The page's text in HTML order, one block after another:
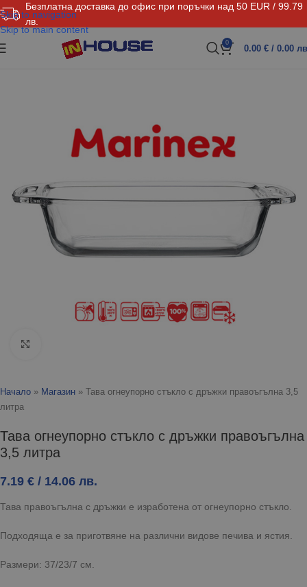
Безплатна доставка до офис при поръчки над 50 EUR / 99.79
лв.
Skip to navigation
Skip to main content
0
0.00 € / 0.00
Начало » Магазин » Тава огнеупорно стъкло с дръжки правоъгълна 3,5
литра
Тава огнеупорно стъкло с дръжки правоъгълна
3,5 литра
7.19 € / 14.06 лв.
Тава правоъгълна с дръжки е изработена от огнеупорно стъкло.
Подходяща е за приготвяне на различни видове печива и ястия.
Размери: 37/23/7 см.